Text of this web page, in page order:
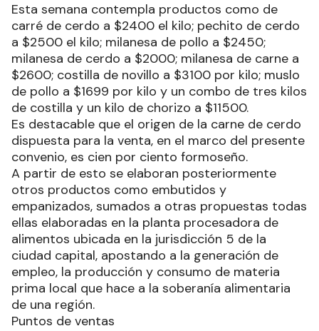
Esta semana contempla productos como de
carré de cerdo a $2400 el kilo; pechito de cerdo
a $2500 el kilo; milanesa de pollo a $2450;
milanesa de cerdo a $2000; milanesa de carne a
$2600; costilla de novillo a $3100 por kilo; muslo
de pollo a $1699 por kilo y un combo de tres kilos
de costilla y un kilo de chorizo a $11500.
Es destacable que el origen de la carne de cerdo
dispuesta para la venta, en el marco del presente
convenio, es cien por ciento formoseño.
A partir de esto se elaboran posteriormente
otros productos como embutidos y
empanizados, sumados a otras propuestas todas
ellas elaboradas en la planta procesadora de
alimentos ubicada en la jurisdicción 5 de la
ciudad capital, apostando a la generación de
empleo, la producción y consumo de materia
prima local que hace a la soberanía alimentaria
de una región.
Puntos de ventas